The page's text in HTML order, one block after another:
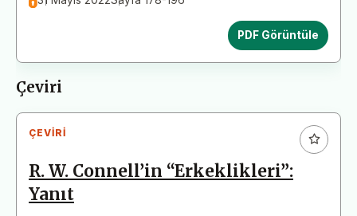
PDF Görüntüle
Çeviri
ÇEVIRI
R. W. Connell’in “Erkeklikleri”:
Yanıt